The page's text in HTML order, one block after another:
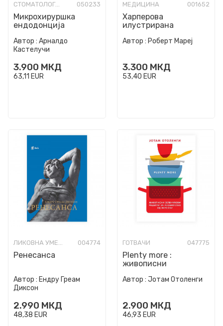
СТОМАТОЛОГИЈА 050233
Микрохируршка
ендодонција
Автор : Арналдо
Кастелучи
3.900 МКД
63,11 EUR
МЕДИЦИНА 001652
Харперова
илустрирана
Автор : Роберт Мареј
3.300 МКД
53,40 EUR
ЛИКОВНА УМЕТНОСТ 004774
Ренесанса
Автор : Ендру Греам
Диксон
2.990 МКД
48,38 EUR
ГОТВАЧИ 047775
Plenty more :
живописни
за изобилство од
Автор : Јотам Отоленги
2.900 МКД
46,93 EUR